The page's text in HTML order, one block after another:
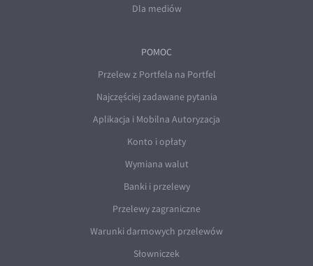
Dla mediów
POMOC
Przelew z Portfela na Portfel
Najczęściej zadawane pytania
Aplikacja i Mobilna Autoryzacja
Konto i opłaty
Wymiana walut
Banki i przelewy
Przelewy zagraniczne
Warunki darmowych przelewów
Słowniczek